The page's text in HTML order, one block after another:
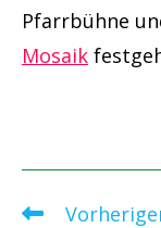
Pfarrbühne
Mosaik
Weitere